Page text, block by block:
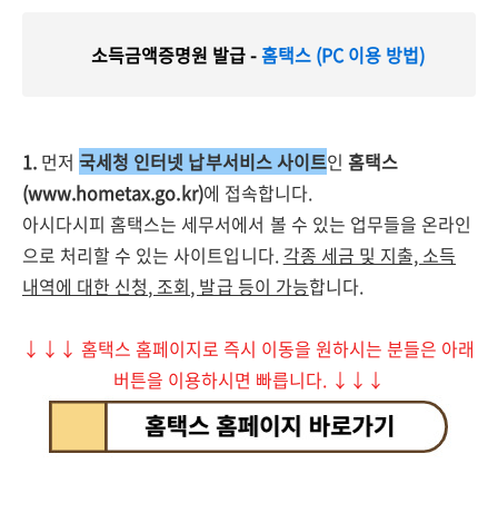
소득금액증명원 발급 -홈택스 (PC 이용 방법)
1. 먼저국세청 인터넷 납부서비스 사이트인 홈택스
(www.hometax.go.kr)에 접속합니다.
아시다시피 홈택스는 세무서에서 볼 수 있는 업무들을 온라인
으로 처리할 수 있는 사이트입니다. 각종 세금 및 지출, 소득
내역에 대한 신청, 조회, 발급 등이 가능합니다.
↓↓↓ 홈택스 홈페이지로 즉시 이동을 원하시는 분들은 아래
버튼을 이용하시면 빠릅니다. ↓↓↓